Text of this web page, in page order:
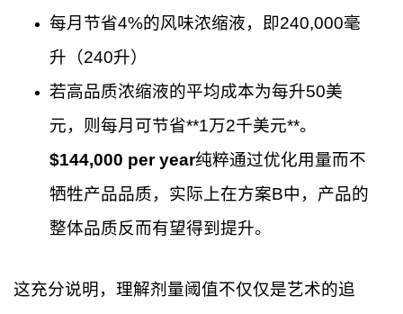
每月节省4%的风味浓缩液，即240,000毫
升（240升）
若高品质浓缩液的平均成本为每升50美
元，则每月可节省**1万2千美元**。
$144,000 per year纯粹通过优化用量而不
牺牲产品品质，实际上在方案B中，产品的
整体品质反而有望得到提升。
这充分说明，理解剂量阈值不仅仅是艺术的追